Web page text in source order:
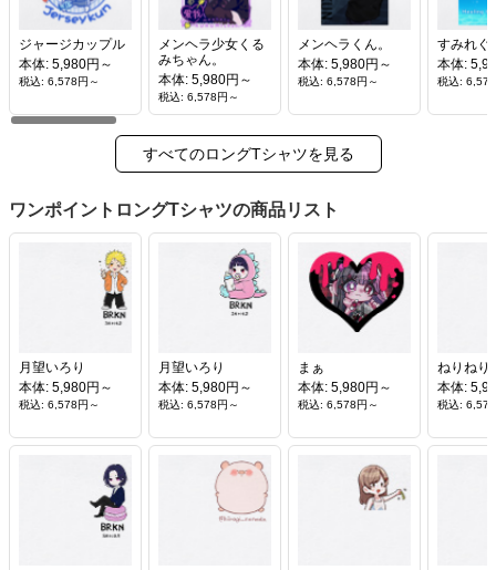
ジャージカップル
本体: 5,980円～
税込: 6,578円～
メンヘラ少女くる
みちゃん。
本体: 5,980円～
税込: 6,578円～
メンヘラくん。
本体: 5,980円～
税込: 6,578円～
すみれぐ
本体:
税込:
すべてのロングTシャツを見る
ワンポイントロングTシャツの商品リスト
月望いろり
本体: 5,980円～
税込: 6,578円～
月望いろり
本体: 5,980円～
税込: 6,578円～
まぁ
本体: 5,980円～
税込: 6,578円～
ねりねり
本体:
税込: